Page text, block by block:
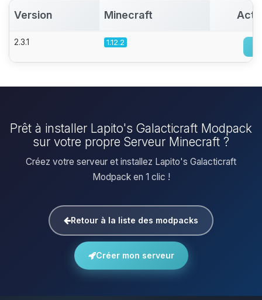
Version Minecraft
2.3.1 1.12.2
Prêt à installer Lapito's Galacticraft Modpack
sur votre propre Serveur Minecraft ?
Créez votre serveur et installez Lapito's Galacticraft
Modpack en 1 clic !
Retour à la liste des modpacks
Créer mon serveur